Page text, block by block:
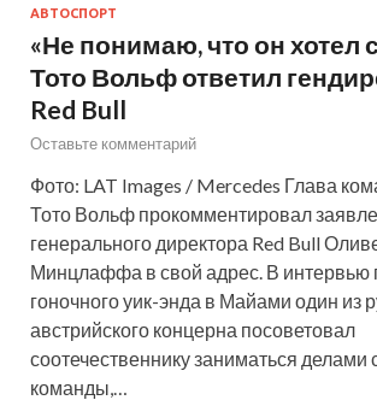
АВТОСПОРТ
«Не понимаю, что он хотел
Тото Вольф ответил
Red Bull
Оставьте комментарий
Фото: LAT Images / Mercedes Глава
Тото Вольф прокомментировал
генерального директора Red Bull
Минцлаффа в свой адрес. В интервью
гоночного уик-энда в Майами один из
австрийского концерна посоветовал
соотечественнику заниматься делами
команды,…